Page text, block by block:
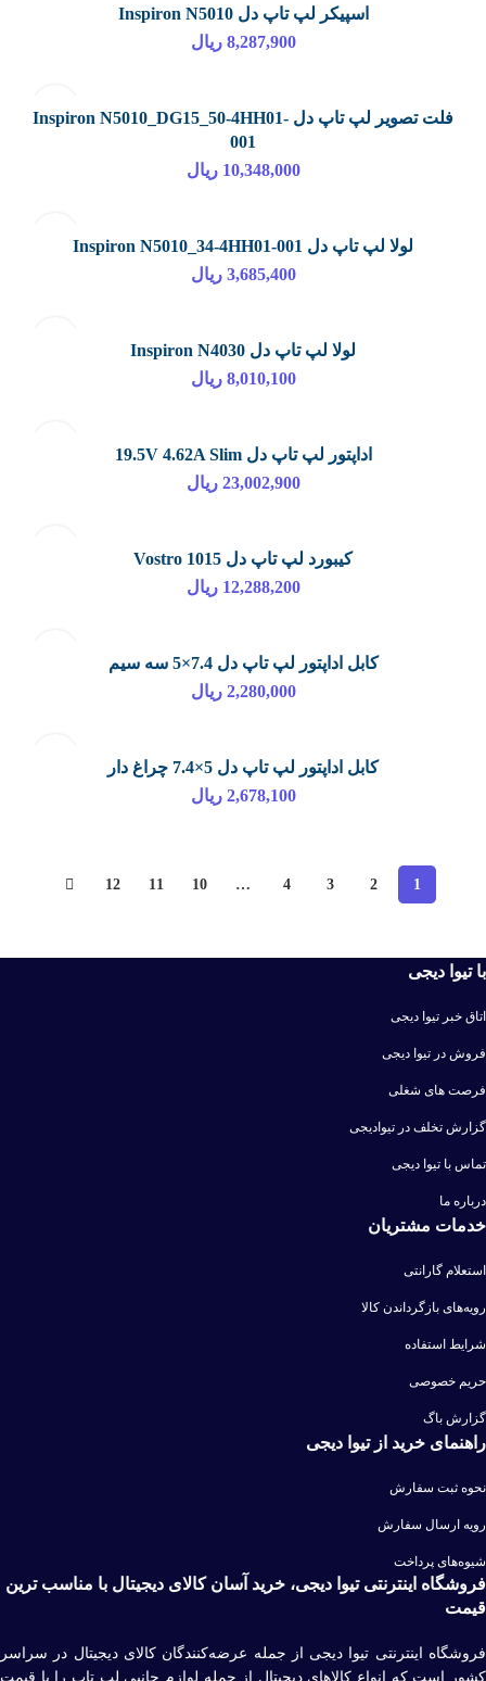
اسپیکر لپ تاپ دل Inspiron N5010
8,287,900 ریال
فلت تصویر لپ تاپ دل Inspiron N5010_DG15_50-4HH01-
001
10,348,000 ریال
لولا لپ تاپ دل Inspiron N5010_34-4HH01-001
3,685,400 ریال
لولا لپ تاپ دل Inspiron N4030
8,010,100 ریال
اداپتور لپ تاپ دل 19.5V 4.62A Slim
23,002,900 ریال
کیبورد لپ تاپ دل Vostro 1015
12,288,200 ریال
کابل اداپتور لپ تاپ دل 7.4×5 سه سیم
2,280,000 ریال
کابل اداپتور لپ تاپ دل 5×7.4 چراغ دار
2,678,100 ریال
1
2
3
4
…
10
11
12
با تیوا دیجی
اتاق خبر تیوا دیجی
فروش در تیوا دیجی
فرصت های شغلی
گزارش تخلف در تیوادیجی
تماس با تیوا دیجی
درباره ما
خدمات مشتریان
استعلام گارانتی
رویه‌های بازگرداندن کالا
شرایط استفاده
حریم خصوصی
گزارش باگ
راهنمای خرید از تیوا دیجی
نحوه ثبت سفارش
رویه ارسال سفارش
شیوه‌های پرداخت
فروشگاه اینترنتی تیوا دیجی، خرید آسان کالای دیجیتال با مناسب ترین
قیمت
فروشگاه اینترنتی تیوا دیجی از جمله عرضه‌کنندگان کالای دیجیتال در سراسر
کشور است که انواع کالاهای دیجیتال از جمله لوازم جانبی لپ تاپ را با قیمت